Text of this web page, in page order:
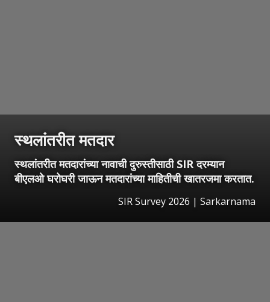
स्थलांतरीत मतदार
स्थलांतरीत मतदारांच्या नावाची दुरुस्तीसाठी SIR दरम्यान
बीएलओ घरोघरी जाऊन मतदारांच्या माहितीची खातरजमा करतात.
SIR Survey 2026 | Sarkarnama